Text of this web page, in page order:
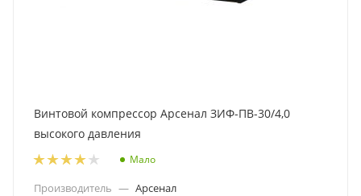
Винтовой компрессор Арсенал ЗИФ-ПВ-30/4,0
высокого давления
Мало
Производитель — Арсенал